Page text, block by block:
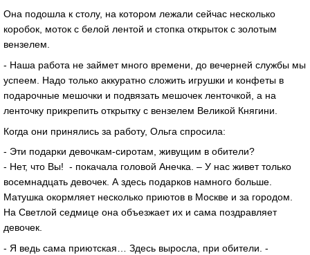
Она подошла к столу, на котором лежали сейчас несколько
коробок, моток с белой лентой и стопка открыток с золотым
вензелем.
- Наша работа не займет много времени, до вечерней службы мы
успеем. Надо только аккуратно сложить игрушки и конфеты в
подарочные мешочки и подвязать мешочек ленточкой, а на
ленточку прикрепить открытку с вензелем Великой Княгини.
Когда они принялись за работу, Ольга спросила:
- Эти подарки девочкам-сиротам, живущим в обители?
- Нет, что Вы! - покачала головой Анечка. – У нас живет только
восемнадцать девочек. А здесь подарков намного больше.
Матушка окормляет несколько приютов в Москве и за городом.
На Светлой седмице она объезжает их и сама поздравляет
девочек.
- Я ведь сама приютская… Здесь выросла, при обители. -